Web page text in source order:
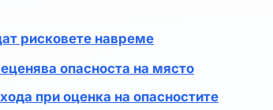
рисковете навреме
опасноста на място
при оценка на опасностите